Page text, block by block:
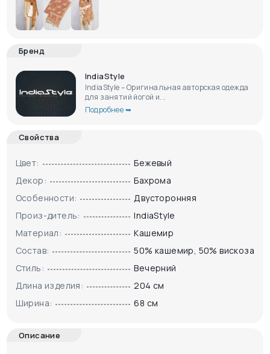
Бренд
IndiaStyle
IndiaStyle – Оригинальная авторская одежда
для занятий йогой и...
Подробнее ➥
Свойства
Цвет:
Бежевый
Декор:
Бахрома
Особенности:
Двусторонняя
Произ-дитель:
IndiaStyle
Материал:
Кашемир
Состав:
50% кашемир, 50% вискоза
Стиль:
Вечерний
Длина изделия:
204 см
Ширина:
68 см
Описание